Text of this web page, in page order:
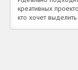
креативных
кто хочет